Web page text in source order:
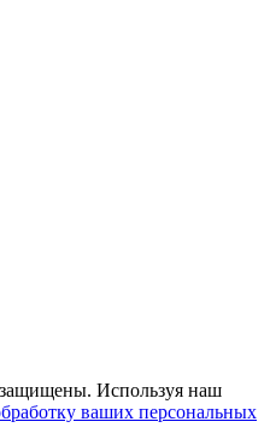
Используя наш
ваших персональных